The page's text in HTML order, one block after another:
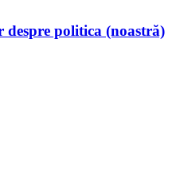
politica (noastră)